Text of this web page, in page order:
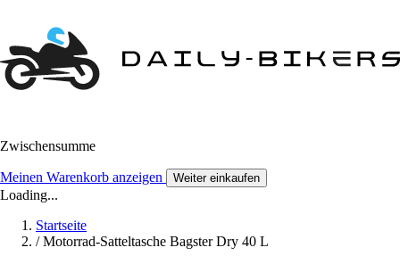
Zwischensumme
Meinen Warenkorb anzeigen Weiter einkaufen
Loading...
Startseite
/ Motorrad-Satteltasche Bagster Dry 40 L